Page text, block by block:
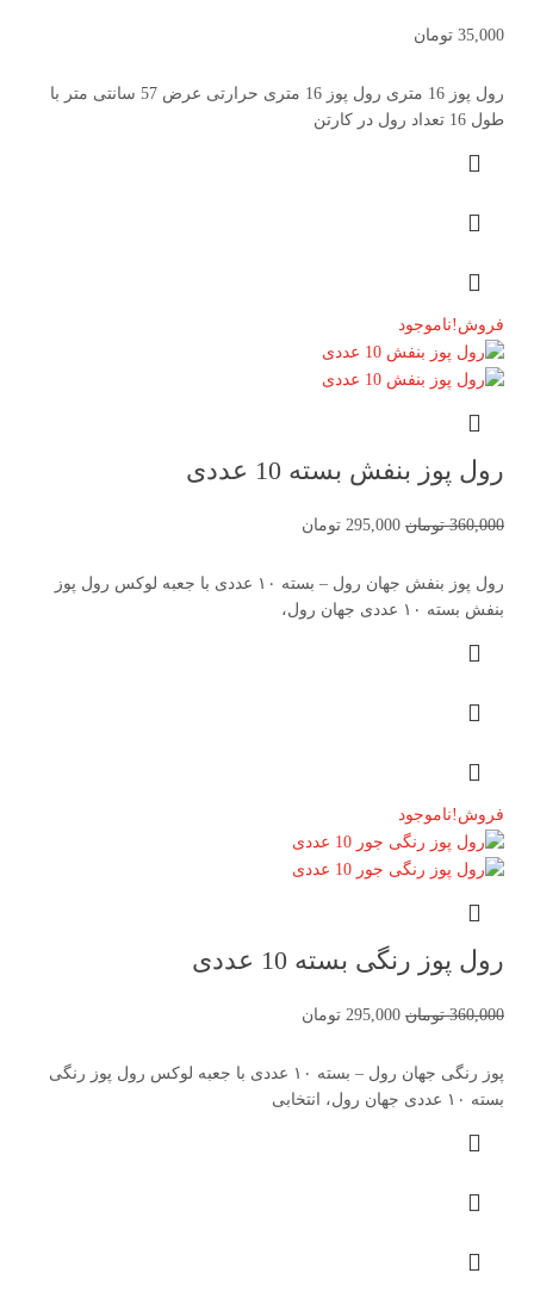
35,000 تومان
رول پوز 16 متری رول پوز 16 متری حرارتی عرض 57 سانتی متر با
طول 16 تعداد رول در کارتن
فروش!ناموجود
رول پوز بنفش بسته 10 عددی
360,000 تومان 295,000 تومان
رول پوز بنفش جهان رول – بسته ۱۰ عددی با جعبه لوکس رول پوز
بنفش بسته ۱۰ عددی جهان رول،
فروش!ناموجود
رول پوز رنگی بسته 10 عددی
360,000 تومان 295,000 تومان
پوز رنگی جهان رول – بسته ۱۰ عددی با جعبه لوکس رول پوز رنگی
بسته ۱۰ عددی جهان رول، انتخابی